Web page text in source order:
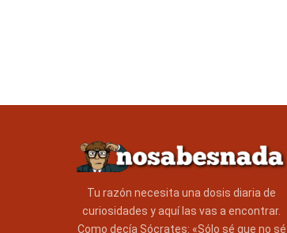
Tu razón necesita una dosis diaria de
curiosidades y aquí las vas a encontrar.
Como decía Sócrates: «Sólo sé que no sé